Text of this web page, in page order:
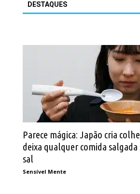
DESTAQUES
Parece mágica: Japão cria
deixa qualquer comida salgada
sal
Sensível Mente